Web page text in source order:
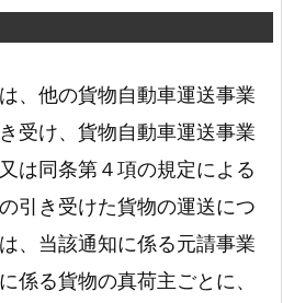
、他の貨物自動車運送事業
受け、貨物自動車運送事業
は同条第４項の規定による
引き受けた貨物の運送につ
、当該通知に係る元請事業
係る貨物の真荷主ごとに、